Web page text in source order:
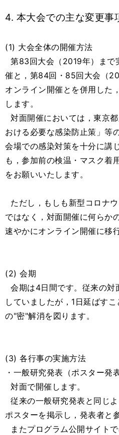
4. 本大会での主な変更事
(1) 大会全体の開催方法
第83回大会（2019年）まで
催と，第84回・85回大会（
オンライン開催とを併用した
します。
対面開催においては，東京
おける必要な感染防止策」等
会場での感染対策を十分に講
も，参加前の検温・マスク着
をお願いいたします。
ただし，もしも新型コロナ
ではなく，対面開催に何らか
速やかにオンライン開催に移
(2) 会期
会期は4日間です。従来の
していましたが，1日延ばす
の"密"解消を図ります。
(3) 各行事の実施方法
・一般研究発表（ポスター発表
対面で開催します。
従来の一般研究発表と同じ
ポスターを掲示し，発表者と
またプログラム公開サイト